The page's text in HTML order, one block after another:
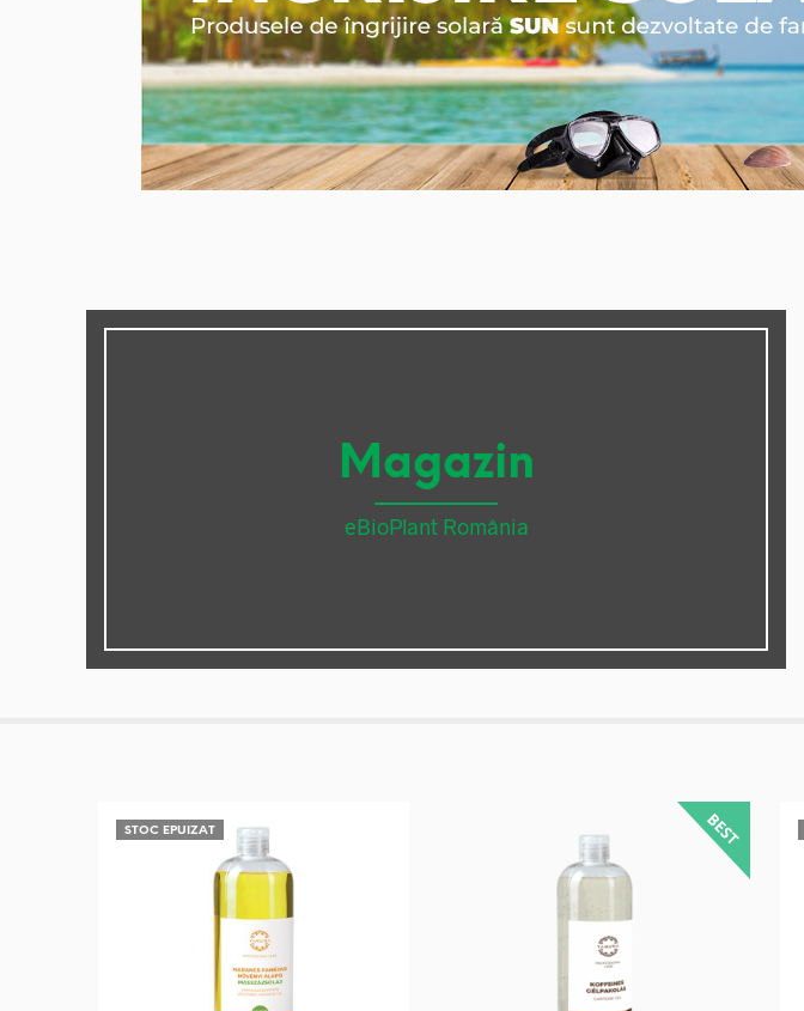
Magazin
eBioPlant România
STOC EPUIZAT